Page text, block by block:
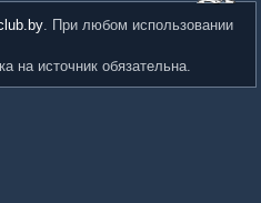
. При любом использовании
на источник обязательна.